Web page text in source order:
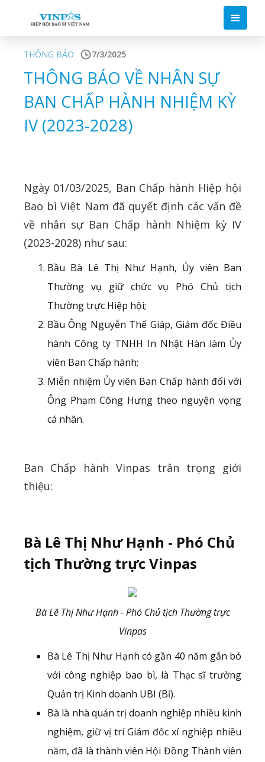
THÔNG BÁO 7/3/2025
THÔNG BÁO VỀ NHÂN SỰ
BAN CHẤP HÀNH NHIỆM KỲ
IV (2023-2028)
Ngày 01/03/2025, Ban Chấp hành Hiệp hội
Bao bì Việt Nam đã quyết định các vấn đề
về nhân sự Ban Chấp hành Nhiệm kỳ IV
(2023-2028) như sau:
Bầu Bà Lê Thị Như Hạnh, Ủy viên Ban
Thường vụ giữ chức vụ Phó Chủ tịch
Thường trực Hiệp hội;
Bầu Ông Nguyễn Thế Giáp, Giám đốc Điều
hành Công ty TNHH In Nhật Hàn làm Ủy
viên Ban Chấp hành;
Miễn nhiệm Ủy viên Ban Chấp hành đối với
Ông Phạm Công Hưng theo nguyện vọng
cá nhân.
Ban Chấp hành Vinpas trân trọng giới
thiệu:
Bà Lê Thị Như Hạnh - Phó Chủ
tịch Thường trực Vinpas
Bà Lê Thị Như Hạnh - Phó Chủ tịch Thường trực
Vinpas
Bà Lê Thị Như Hạnh có gần 40 năm gắn bó
với công nghiệp bao bì, là Thạc sĩ trường
Quản trị Kinh doanh UBI (Bỉ).
Bà là nhà quản trị doanh nghiệp nhiều kinh
nghiệm, giữ vị trí Giám đốc xí nghiệp nhiều
năm, đã là thành viên Hội Đồng Thành viên